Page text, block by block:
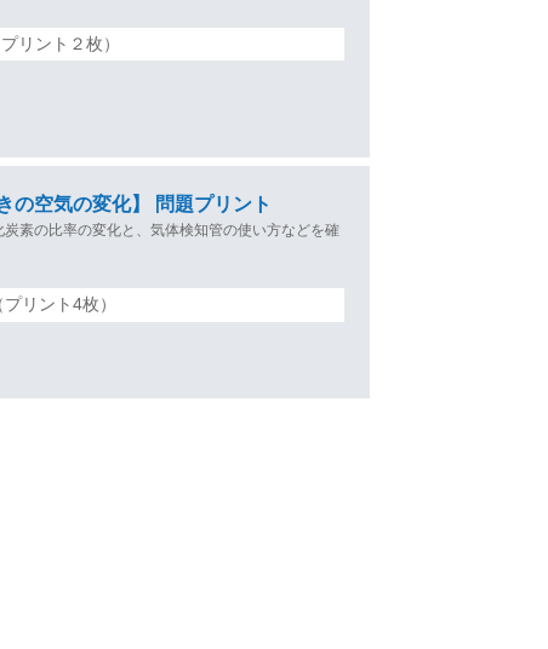
プリント２枚）
の空気の変化】 問題プリント
素の比率の変化と、気体検知管の使い方などを確
プリント4枚）